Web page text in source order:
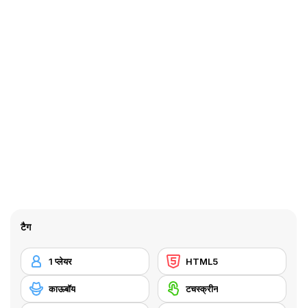
टैग
1 प्लेयर HTML5
काऊबॉय टचस्क्रीन